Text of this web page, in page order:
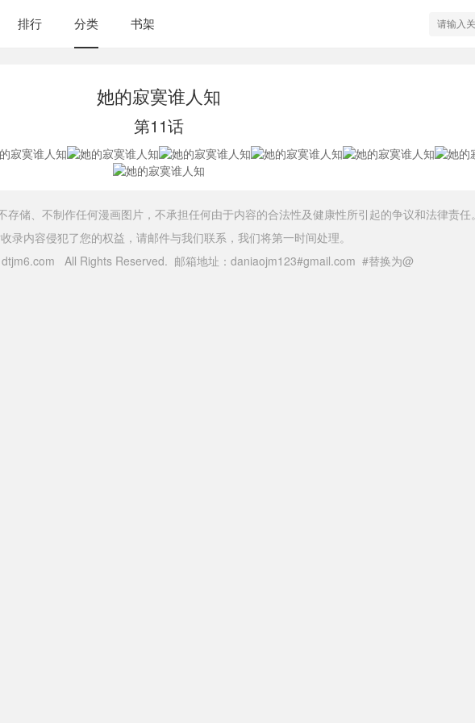
排行 分类 书架
她的寂寞谁人知
第11话
储、不制作任何漫画图片，不承担任何由于内容的合法性及健康性所引起的争议和法律责任。
录内容侵犯了您的权益，请邮件与我们联系，我们将第一时间处理。
All Rights Reserved. 邮箱地址：daniaojm123#gmail.com #替换为@